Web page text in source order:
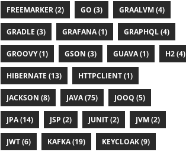
FREEMARKER (2) GO (3) GRAALVM (4)
GRADLE (3) GRAFANA (1) GRAPHQL (4)
GROOVY (1) GSON (3) GUAVA (1) H2 (4)
HIBERNATE (13) HTTPCLIENT (1)
JACKSON (8) JAVA (75) JOOQ (5)
JPA (14) JSP (2) JUNIT (2) JVM (2)
JWT (6) KAFKA (19) KEYCLOAK (9)